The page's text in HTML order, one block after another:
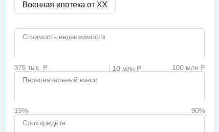
Военная ипотека от XX
Стоимость недвижимости
375 тыс. Р 10 млн Р
100 млн Р
Первоначальный взнос
15%
90%
Срок кредита